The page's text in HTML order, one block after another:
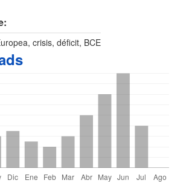
crisis, déficit, BCE